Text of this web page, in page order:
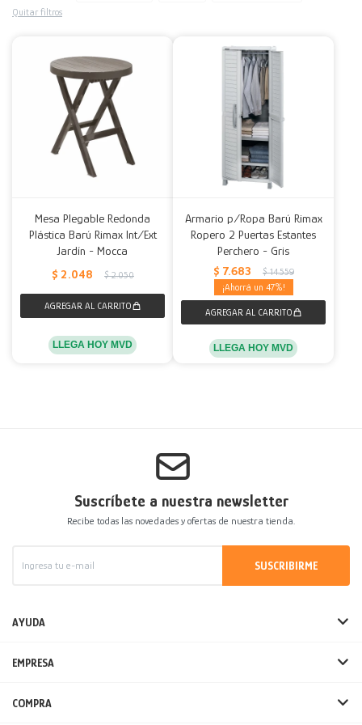
Quitar filtros
Mesa Plegable Redonda
Plástica Barú Rimax Int/Ext
Jardín - Mocca
$ 2.048 $ 2.050
LLEGA HOY MVD
Armario p/Ropa Barú Rimax
Ropero 2 Puertas Estantes
Perchero - Gris
$ 7.683 $ 14.559
47
LLEGA HOY MVD
Suscríbete a nuestra newsletter
Recibe todas las novedades y ofertas de nuestra tienda.
SUSCRIBIRME
AYUDA
EMPRESA
COMPRA
Fundas
Accesorios para el hogar
Herramientas
Muebles Infantiles